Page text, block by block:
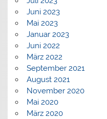
Juni 2023
Mai 2023
Januar 2023
Juni 2022
März 2022
September 2021
August 2021
November 2020
Mai 2020
März 2020